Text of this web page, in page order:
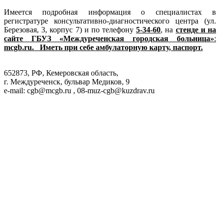
Имеется подробная информация о специалистах в
регистратуре консультативно-диагностического центра (ул.
Березовая, 3, корпус 7) и по телефону5-34-60, на стенде и на
сайте ГБУЗ «Междуреченская городская больница»:
mcgb.ru. Иметь при себе амбулаторную карту, паспорт.
652873, РФ, Кемеровская область,
г. Междуреченск, бульвар Медиков, 9
e-mail: cgb@mcgb.ru , 08-muz-cgb@kuzdrav.ru